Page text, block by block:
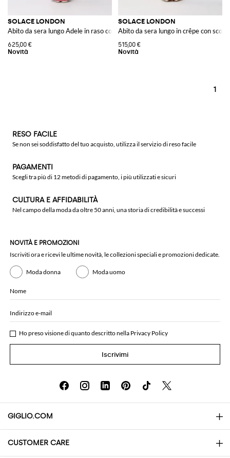
SOLACE LONDON
Abito da sera lungo Adele in raso con spalle scoperte e scollo drappeggiato
625,00 €
SOLACE LONDON
Abito da sera lungo in crêpe con
515,00 €
1
RESO FACILE
Se non sei soddisfatto del tuo acquisto, utilizza il servizio di reso facile
PAGAMENTI
Scegli tra più di 12 metodi di pagamento, i più utilizzati e sicuri
CULTURA E AFFIDABILITÀ
Nel campo della moda da oltre 50 anni, una storia di credibilità e successi
NOVITÀ E PROMOZIONI
Iscriviti ora e ricevi le ultime novità, le collezioni speciali e promozioni dedicate.
Moda donna Moda uomo
Nome
Indirizzo e-mail
Ho preso visione di quanto descritto nella Privacy Policy
Iscrivimi
GIGLIO.COM
About
CUSTOMER CARE